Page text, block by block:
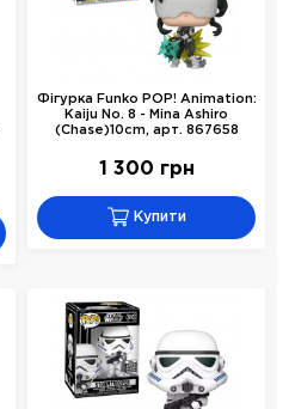
Фігурка Funko POP! Animation:
Kaiju No. 8 - Mina Ashiro
(Chase)10cm, арт. 867658
1 300 грн
Купити